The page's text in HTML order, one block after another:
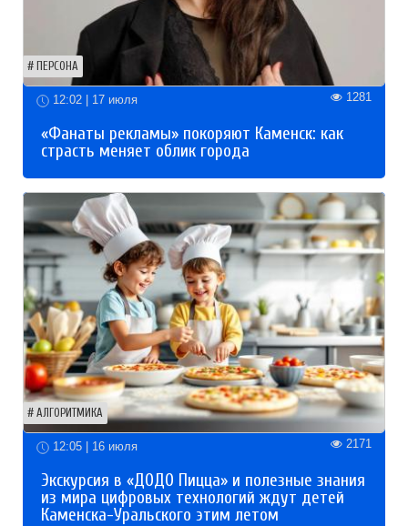
ПЕРСОНА
12:02 | 17 июля 1281
«Фанаты рекламы» покоряют Каменск: как
страсть меняет облик города
АЛГОРИТМИКА
12:05 | 16 июля 2171
Экскурсия в «ДОДО Пицца» и полезные знания
из мира цифровых технологий ждут детей
Каменска-Уральского этим летом